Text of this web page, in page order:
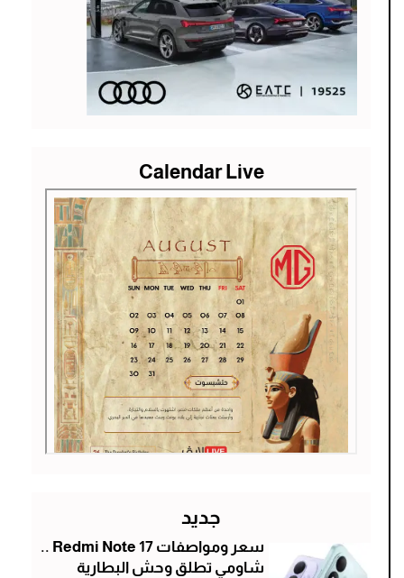
Calendar Live
جديد
سعر ومواصفات Redmi Note 17 ..
شاومي تطلق وحش البطارية